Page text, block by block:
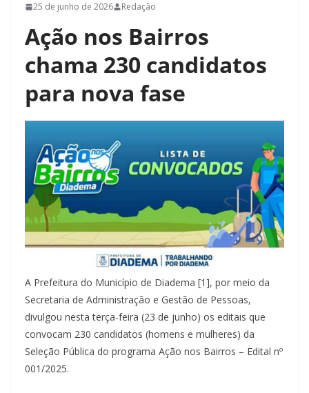
25 de junho de 2026 Redação
Ação nos Bairros
chama 230 candidatos
para nova fase
A Prefeitura do Município de Diadema [1], por meio da
Secretaria de Administração e Gestão de Pessoas,
divulgou nesta terça-feira (23 de junho) os editais que
convocam 230 candidatos (homens e mulheres) da
Seleção Pública do programa Ação nos Bairros – Edital nº
001/2025.